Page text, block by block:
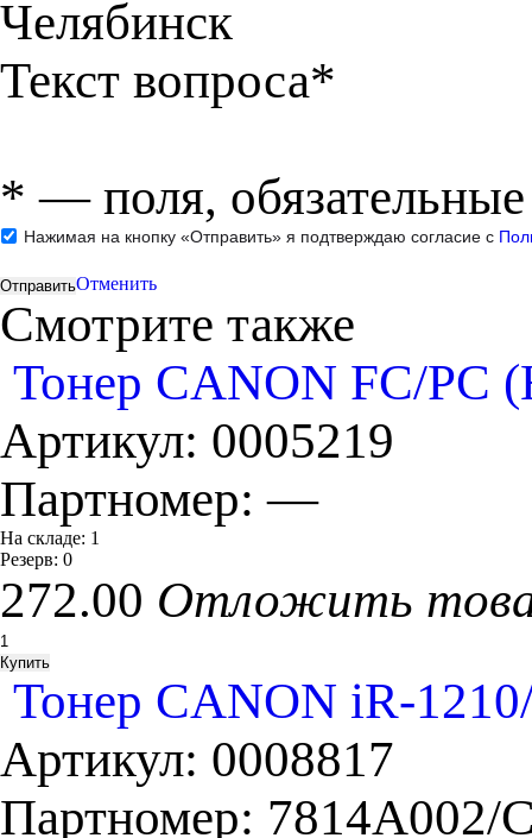
Челябинск
Текст вопроса*
* — поля,
Нажимая на кнопку «Отправить» я подтверждаю согласие с
Отменить
Смотрите также
Тонер CANON FC/PC
Артикул: 0005219
Партномер:—
На складе: 1
Резерв: 0
272.00 Отложить
Тонер CANON iR-
Артикул: 0008817
Партномер: 7814A002/